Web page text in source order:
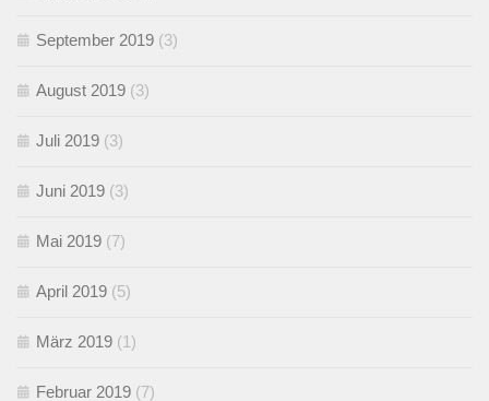
September 2019 (3)
August 2019 (3)
Juli 2019 (3)
Juni 2019 (3)
Mai 2019 (7)
April 2019 (5)
März 2019 (1)
Februar 2019 (7)